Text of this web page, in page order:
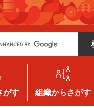
がす 組織からさがす